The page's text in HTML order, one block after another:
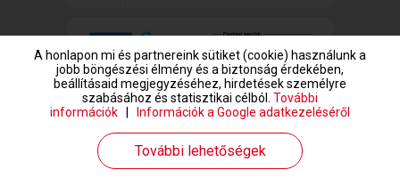
www.randivonal.hu © Copyright 1999-2026 Dating Central Europe Zrt.
A honlapon mi és partnereink sütiket (cookie) használunk a
jobb böngészési élmény és a biztonság érdekében,
beállításaid megjegyzéséhez, hirdetések személyre
szabásához és statisztikai célból. További
információk
Információk a Google adatkezeléséről
További lehetőségek